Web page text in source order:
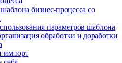
бизнес-процесса со
параметров шаблона
обработки и доработки
импорт